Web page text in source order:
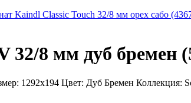
Kaindl Classic Touch 32/8 мм орех сабо
32/8 мм дуб бремен
1292x194 Цвет: Дуб Бремен Коллекция: